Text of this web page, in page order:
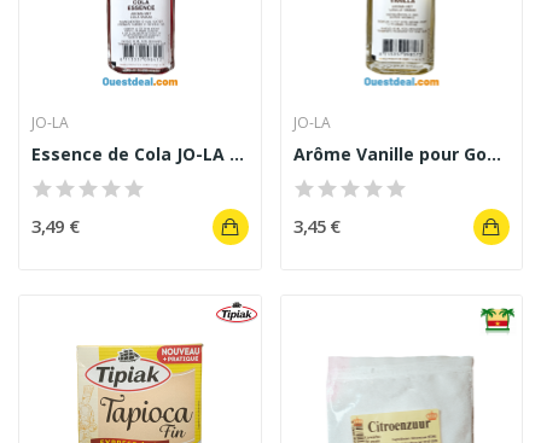
JO-LA
Essence de Cola JO-LA pour Boissons et Desserts...
3,49 €
JO-LA
Arôme Vanille pour Gourmets 50 ml
3,45 €